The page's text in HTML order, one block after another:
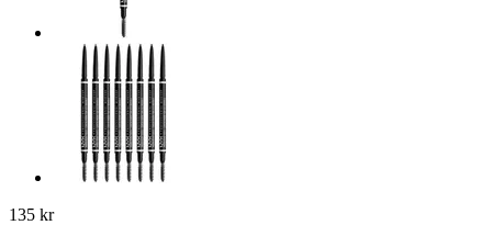
135 kr